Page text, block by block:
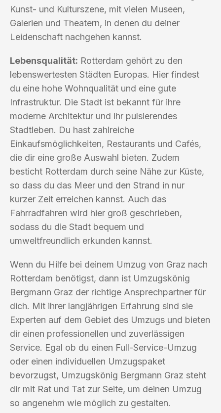
Kunst- und Kulturszene, mit vielen Museen,
Galerien und Theatern, in denen du deiner
Leidenschaft nachgehen kannst.
Lebensqualität: Rotterdam gehört zu den
lebenswertesten Städten Europas. Hier findest
du eine hohe Wohnqualität und eine gute
Infrastruktur. Die Stadt ist bekannt für ihre
moderne Architektur und ihr pulsierendes
Stadtleben. Du hast zahlreiche
Einkaufsmöglichkeiten, Restaurants und Cafés,
die dir eine große Auswahl bieten. Zudem
besticht Rotterdam durch seine Nähe zur Küste,
so dass du das Meer und den Strand in nur
kurzer Zeit erreichen kannst. Auch das
Fahrradfahren wird hier groß geschrieben,
sodass du die Stadt bequem und
umweltfreundlich erkunden kannst.
Wenn du Hilfe bei deinem Umzug von Graz nach
Rotterdam benötigst, dann ist Umzugskönig
Bergmann Graz der richtige Ansprechpartner für
dich. Mit ihrer langjährigen Erfahrung sind sie
Experten auf dem Gebiet des Umzugs und bieten
dir einen professionellen und zuverlässigen
Service. Egal ob du einen Full-Service-Umzug
oder einen individuellen Umzugspaket
bevorzugst, Umzugskönig Bergmann Graz steht
dir mit Rat und Tat zur Seite, um deinen Umzug
so angenehm wie möglich zu gestalten.